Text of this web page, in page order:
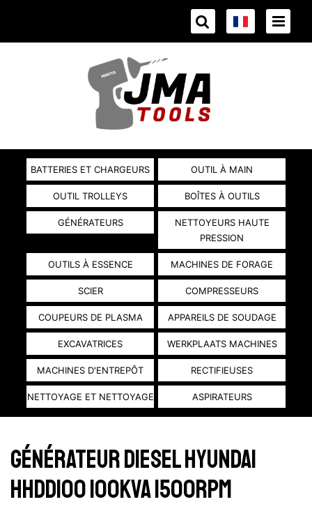
BATTERIES ET CHARGEURS OUTIL À MAIN
OUTIL TROLLEYS BOÎTES À OUTILS
GÉNÉRATEURS
NETTOYEURS HAUTE
PRESSION
OUTILS À ESSENCE MACHINES DE FORAGE
SCIER COMPRESSEURS
COUPEURS DE PLASMA APPAREILS DE SOUDAGE
EXCAVATRICES WERKPLAATS MACHINES
MACHINES D'ENTREPÔT RECTIFIEUSES
NETTOYAGE ET NETTOYAGE ASPIRATEURS
GÉNÉRATEUR DIESEL HYUNDAI
HHDD100 100KVA 1500RPM